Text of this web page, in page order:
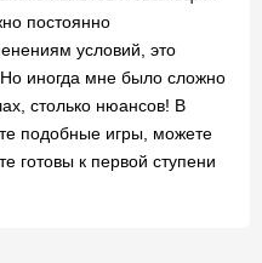
постоянно
условий, это
иногда мне было сложно
столько нюансов! В
подобные игры, можете
готовы к первой ступени